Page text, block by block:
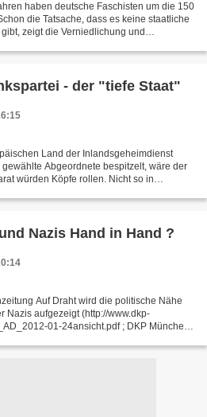
haben deutsche Faschisten um die 150
die Tatsache, dass es keine staatliche
zeigt die Verniedlichung und
- der "tiefe Staat"
Land der Inlandsgeheimdienst
Abgeordnete bespitzelt, wäre der
würden Köpfe rollen. Nicht so in
Nazis Hand in Hand ?
Auf Draht wird die politische Nähe
Nazis aufgezeigt (http://www.dkp-
01-24ansicht.pdf ; DKP München